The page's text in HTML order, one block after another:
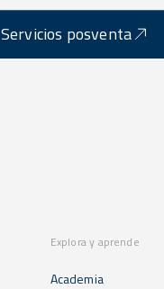
Servicios posventa
Explora y aprende
Academia